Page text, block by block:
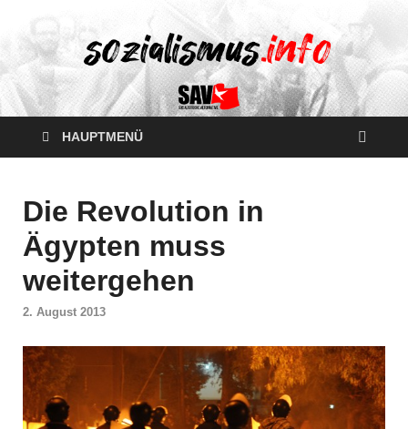
HAUPTMENÜ
Die Revolution in
Ägypten muss
weitergehen
2. August 2013